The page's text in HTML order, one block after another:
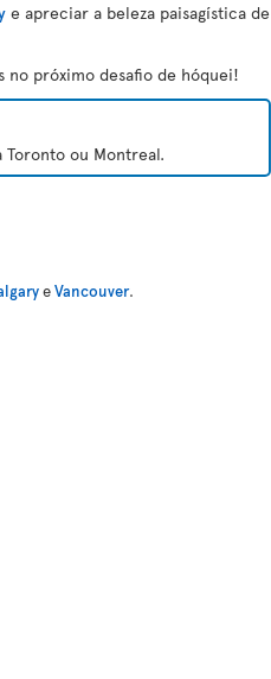
e apreciar a beleza paisagística de
no próximo desafio de hóquei!
Toronto ou Montreal.
eVancouver.